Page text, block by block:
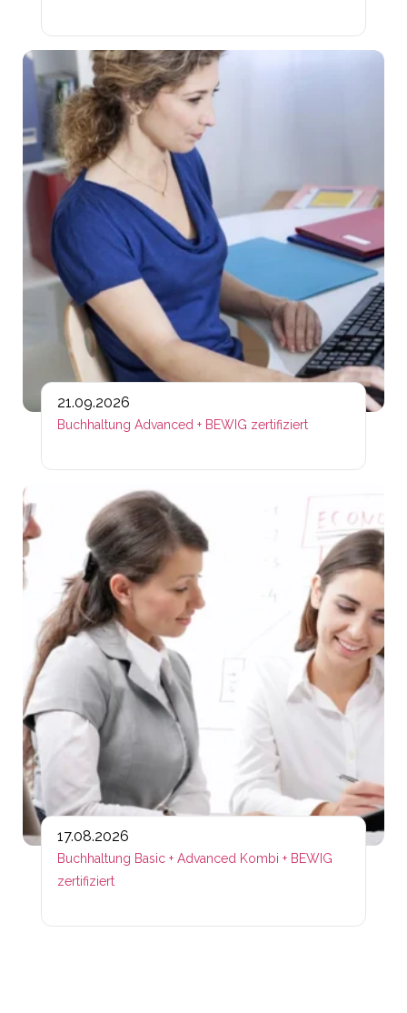
21.09.2026
Buchhaltung Advanced + BEWIG zertifiziert
17.08.2026
Buchhaltung Basic + Advanced Kombi + BEWIG
zertifiziert